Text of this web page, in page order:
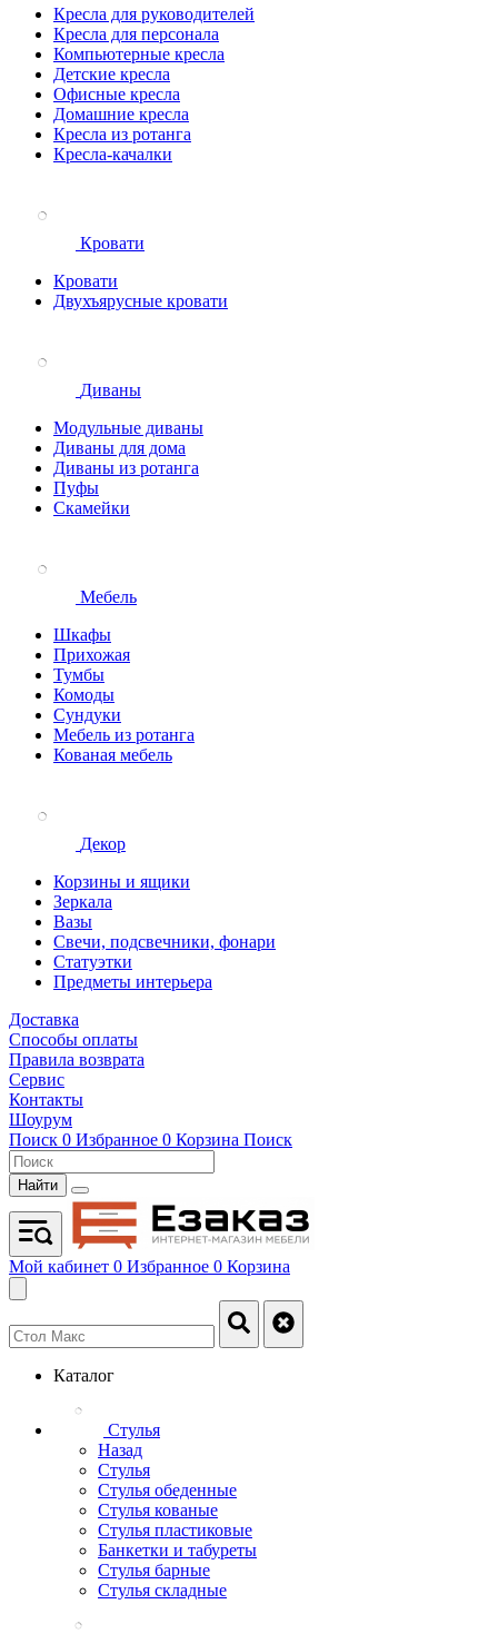
Кресла для руководителей
Кресла для персонала
Компьютерные кресла
Детские кресла
Офисные кресла
Домашние кресла
Кресла из ротанга
Кресла-качалки
Кровати
Кровати
Двухъярусные кровати
Диваны
Модульные диваны
Диваны для дома
Диваны из ротанга
Пуфы
Скамейки
Мебель
Шкафы
Прихожая
Тумбы
Комоды
Сундуки
Мебель из ротанга
Кованая мебель
Декор
Корзины и ящики
Зеркала
Вазы
Свечи, подсвечники, фонари
Статуэтки
Предметы интерьера
Доставка
Способы оплаты
Правила возврата
Сервис
Контакты
Шоурум
Поиск 0 Избранное 0 Корзина Поиск
Найти
Мой кабинет 0 Избранное 0 Корзина
Каталог
Стулья
Назад
Стулья
Стулья обеденные
Стулья кованые
Стулья пластиковые
Банкетки и табуреты
Стулья барные
Стулья складные